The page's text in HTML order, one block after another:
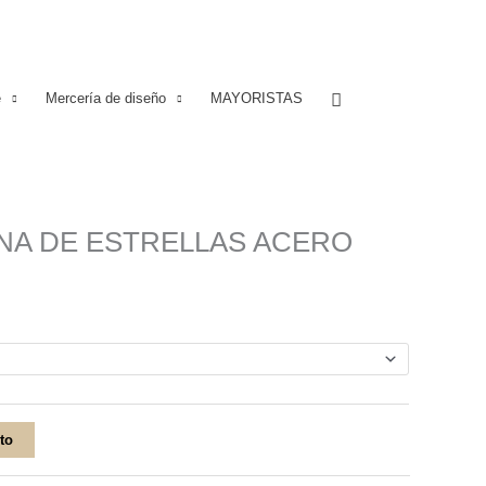
Mercería de diseño MAYORISTAS Buscar
DE ESTRELLAS ACERO